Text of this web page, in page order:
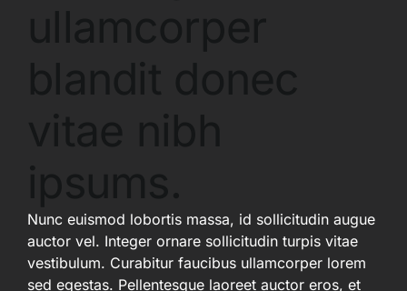
Nunc euismod lobortis massa, id sollicitudin augue
auctor vel. Integer ornare sollicitudin turpis vitae
vestibulum. Curabitur faucibus ullamcorper lorem
sed egestas. Pellentesque laoreet auctor eros, et